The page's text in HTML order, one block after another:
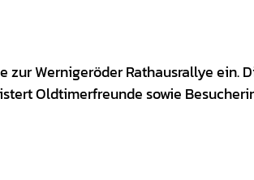
Wernigeröder Rathausrallye ein.
Oldtimerfreunde sowie